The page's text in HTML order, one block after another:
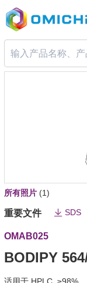
所有照片 (1)
重要文件 SDS
OMAB025
BODIPY